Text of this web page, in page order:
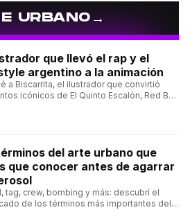
URBANO→
que llevó el rap y el
argentino a la animación
a Biscarrita, el ilustrador que convirtió
icónicos de El Quinto Escalón, Red Bull
del arte urbano que
que conocer antes de agarrar
tag, crew, bombing y más: descubrí el
de los términos más importantes del